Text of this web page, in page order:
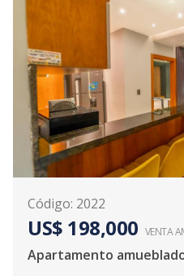
Código: 2022
US$ 198,000 VENTA
Apartamento